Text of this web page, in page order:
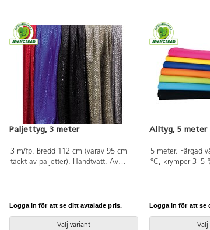
Paljettyg, 3 meter
3 m/fp. Bredd 112 cm (varav 95 cm
täckt av paljetter). Handtvätt. Av
Logga in för att se ditt avtalade pris.
Välj variant
Alltyg, 5 meter
5 meter. Färgad
°C, krymper 3–5
är OEKO-TEX®-
(Standard 100).
Logga in för att se
Välj